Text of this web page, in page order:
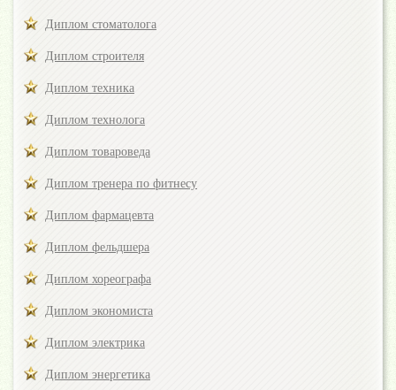
Диплом стоматолога
Диплом строителя
Диплом техника
Диплом технолога
Диплом товароведа
Диплом тренера по фитнесу
Диплом фармацевта
Диплом фельдшера
Диплом хореографа
Диплом экономиста
Диплом электрика
Диплом энергетика